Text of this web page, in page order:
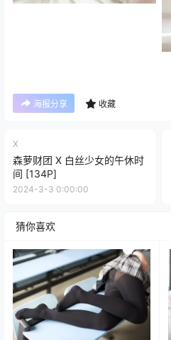
海报分享 收藏
X
森萝财团 X 白丝少女的午休时
间 [134P]
2024-3-3 0:00:00
猜你喜欢